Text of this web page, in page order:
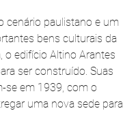
cenário paulistano e um
bens culturais da
o edifício Altino Arantes
ser construído. Suas
se em 1939, com o
uma nova sede para